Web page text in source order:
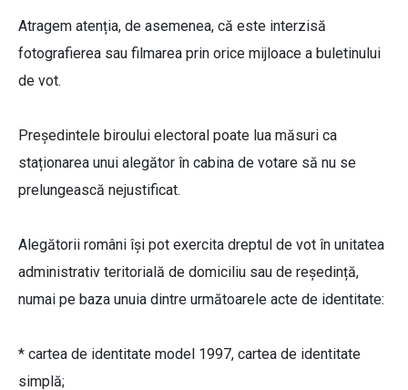
Atragem atenția, de asemenea, că este interzisă
fotografierea sau filmarea prin orice mijloace a buletinului
de vot.
Preşedintele biroului electoral poate lua măsuri ca
staționarea unui alegător în cabina de votare să nu se
prelungească nejustificat.
Alegătorii români își pot exercita dreptul de vot în unitatea
administrativ teritorială de domiciliu sau de reședință,
numai pe baza unuia dintre următoarele acte de identitate:
* cartea de identitate model 1997, cartea de identitate
simplă;